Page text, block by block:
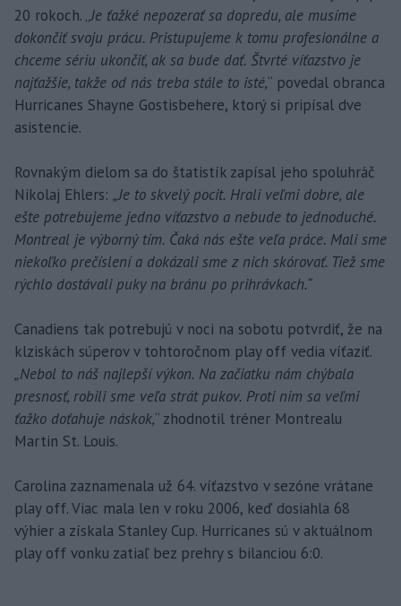
20 rokoch. „Je ťažké nepozerať sa dopredu, ale musíme
dokončiť svoju prácu. Pristupujeme k tomu profesionálne a
chceme sériu ukončiť, ak sa bude dať. Štvrté víťazstvo je
najťažšie, takže od nás treba stále to isté,“ povedal obranca
Hurricanes Shayne Gostisbehere, ktorý si pripísal dve
asistencie.
Rovnakým dielom sa do štatistík zapísal jeho spoluhráč
Nikolaj Ehlers: „Je to skvelý pocit. Hrali veľmi dobre, ale
ešte potrebujeme jedno víťazstvo a nebude to jednoduché.
Montreal je výborný tím. Čaká nás ešte veľa práce. Mali sme
niekoľko prečíslení a dokázali sme z nich skórovať. Tiež sme
rýchlo dostávali puky na bránu po prihrávkach.“
Canadiens tak potrebujú v noci na sobotu potvrdiť, že na
klziskách súperov v tohtoročnom play off vedia víťaziť.
„Nebol to náš najlepší výkon. Na začiatku nám chýbala
presnosť, robili sme veľa strát pukov. Proti nim sa veľmi
ťažko doťahuje náskok,“ zhodnotil tréner Montrealu
Martin St. Louis.
Carolina zaznamenala už 64. víťazstvo v sezóne vrátane
play off. Viac mala len v roku 2006, keď dosiahla 68
výhier a získala Stanley Cup. Hurricanes sú v aktuálnom
play off vonku zatiaľ bez prehry s bilanciou 6:0.